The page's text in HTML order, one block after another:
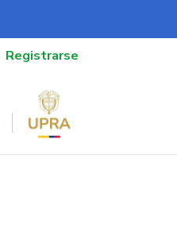
Registrarse